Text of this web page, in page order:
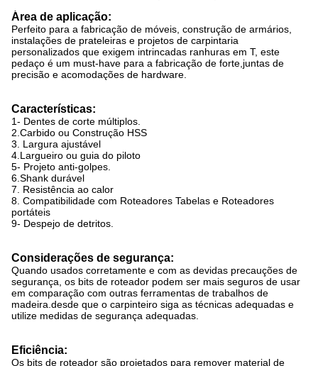
Área de aplicação:
Perfeito para a fabricação de móveis, construção de armários,
instalações de prateleiras e projetos de carpintaria
personalizados que exigem intrincadas ranhuras em T, este
pedaço é um must-have para a fabricação de forte,juntas de
precisão e acomodações de hardware.
Características:
1- Dentes de corte múltiplos.
2.Carbido ou Construção HSS
3. Largura ajustável
4.Largueiro ou guia do piloto
5- Projeto anti-golpes.
6.Shank durável
7. Resistência ao calor
8. Compatibilidade com Roteadores Tabelas e Roteadores
portáteis
9- Despejo de detritos.
Considerações de segurança:
Quando usados corretamente e com as devidas precauções de
segurança, os bits de roteador podem ser mais seguros de usar
em comparação com outras ferramentas de trabalhos de
madeira.desde que o carpinteiro siga as técnicas adequadas e
utilize medidas de segurança adequadas.
Eficiência:
Os bits de roteador são projetados para remover material de